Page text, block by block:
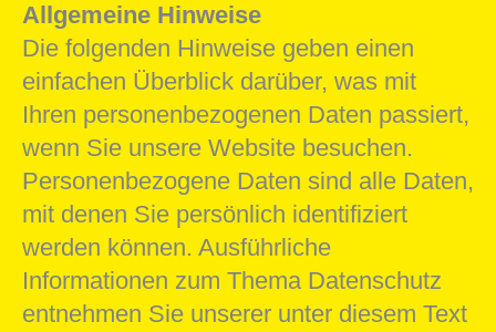
Allgemeine Hinweise
Die folgenden Hinweise geben einen
einfachen Überblick darüber, was mit
Ihren personenbezogenen Daten passiert,
wenn Sie unsere Website besuchen.
Personenbezogene Daten sind alle Daten,
mit denen Sie persönlich identifiziert
werden können. Ausführliche
Informationen zum Thema Datenschutz
entnehmen Sie unserer unter diesem Text